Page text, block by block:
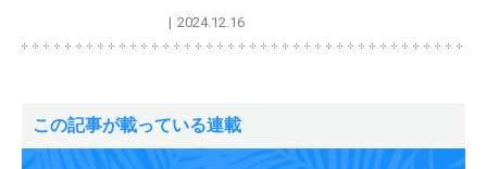
2024.12.16
この記事が載っている連載